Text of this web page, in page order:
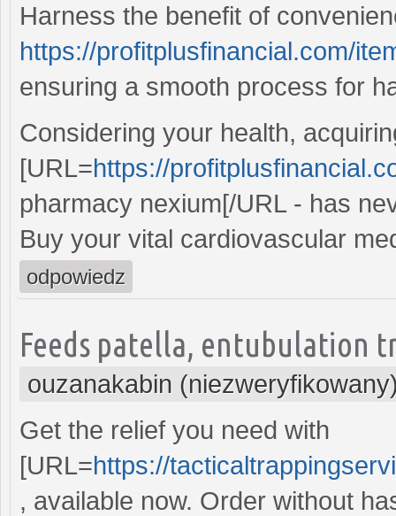
Harness the benefit of
https://profitplusfinancial.com/
ensuring a smooth process for
Considering your health,
[URL=https://
pharmacy nexium[/URL - has
Buy your vital cardiovascular
odpowiedz
Feeds patella, entubulation
ouzanakabin
Get the relief you need with
[URL=https://
, available now. Order without